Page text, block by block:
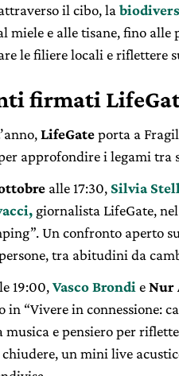
il cibo, la
miele e alle tisane, fino
le filiere locali e riflettere
firmati
LifeGateporta a
approfondire i legami
alle 17:30, Silvia
giornalista LifeGate,
Un confronto aperto
tra abitudini da
19:00,Vasco Brondi eNur
in “Vivere in connessione:
musica e pensiero per
un mini live